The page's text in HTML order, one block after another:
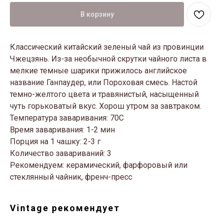
В корзину
Классический китайский зеленый чай из провинции
Чжецзянь. Из-за необычной скрутки чайного листа в
мелкие темные шарики прижилось английское
название Ганпаудер, или Пороховая смесь. Настой
темно-желтого цвета и травянистый, насыщенный
чуть горьковатый вкус. Хорош утром за завтраком.
Температура заваривания: 70С
Время заваривания: 1-2 мин
Порция на 1 чашку: 2-3 г
Количество завариваний: 3
Рекомендуем: керамический, фарфоровый или
стеклянный чайник, френч-пресс
Vintage рекомендует